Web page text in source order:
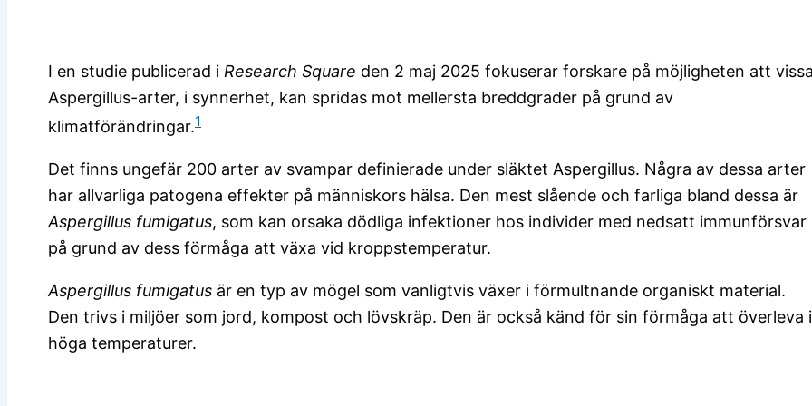
I en studie publicerad i Research Square den 2 maj 2025 fokuserar forskare på möjligheten att
Aspergillus-arter, i synnerhet, kan spridas mot mellersta breddgrader på grund av
klimatförändringar.1
Det finns ungefär 200 arter av svampar definierade under släktet Aspergillus. Några av dessa arter
har allvarliga patogena effekter på människors hälsa. Den mest slående och farliga bland dessa är
Aspergillus fumigatus, som kan orsaka dödliga infektioner hos individer med nedsatt immunförsvar
på grund av dess förmåga att växa vid kroppstemperatur.
Aspergillus fumigatus är en typ av mögel som vanligtvis växer i förmultnande organiskt material.
Den trivs i miljöer som jord, kompost och lövskräp. Den är också känd för sin förmåga att överleva i
höga temperaturer.